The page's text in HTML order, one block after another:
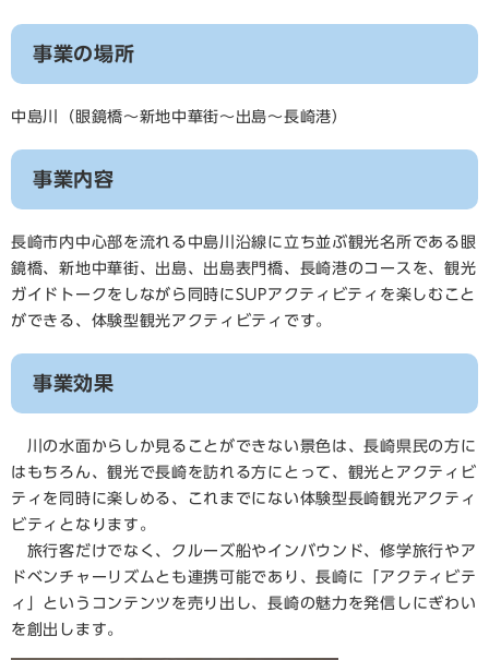
事業の場所
中島川（眼鏡橋～新地中華街～出島～長崎港）
事業内容
長崎市内中心部を流れる中島川沿線に立ち並ぶ観光名所である眼
鏡橋、新地中華街、出島、出島表門橋、長崎港のコースを、観光
ガイドトークをしながら同時にSUPアクティビティを楽しむこと
ができる、体験型観光アクティビティです。
事業効果
川の水面からしか見ることができない景色は、長崎県民の方に
はもちろん、観光で長崎を訪れる方にとって、観光とアクティビ
ティを同時に楽しめる、これまでにない体験型長崎観光アクティ
ビティとなります。
旅行客だけでなく、クルーズ船やインバウンド、修学旅行やア
ドベンチャーリズムとも連携可能であり、長崎に「アクティビテ
ィ」というコンテンツを売り出し、長崎の魅力を発信しにぎわい
を創出します。